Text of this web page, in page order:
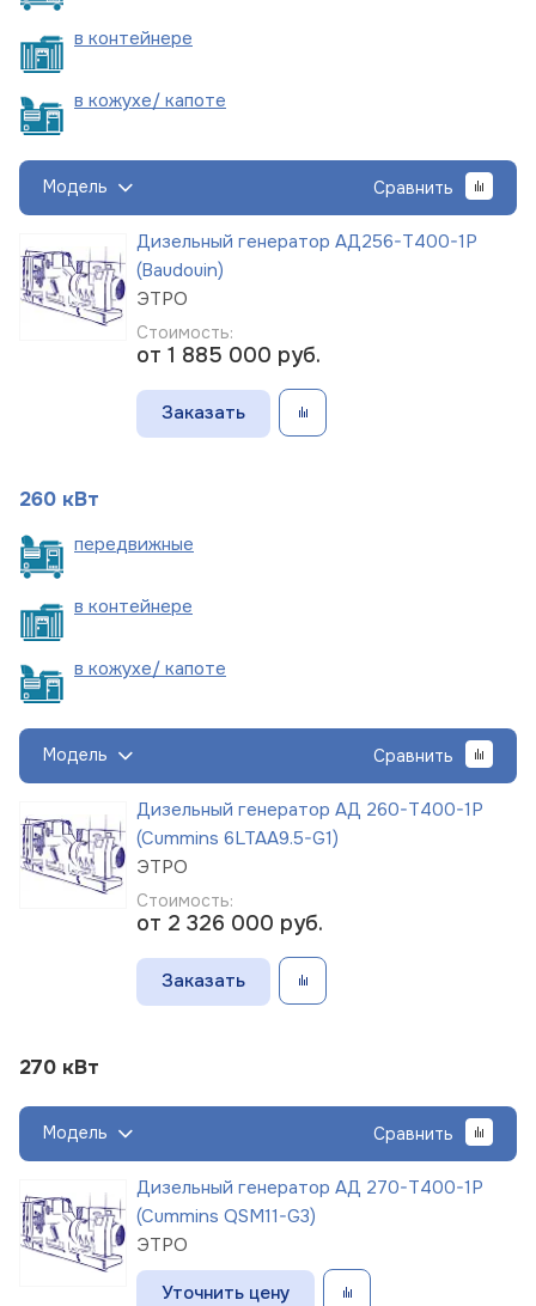
в контейнере
в кожухе/ капоте
Модель Сравнить
Дизельный генератор АД256-Т400-1Р
(Baudouin)
ЭТРО
Стоимость:
от 1 885 000 руб.
Заказать
260 кВт
передвижные
в контейнере
в кожухе/ капоте
Модель Сравнить
Дизельный генератор АД 260-Т400-1Р
(Cummins 6LTAA9.5-G1)
ЭТРО
Стоимость:
от 2 326 000 руб.
Заказать
270 кВт
Модель Сравнить
Дизельный генератор АД 270-Т400-1Р
(Cummins QSM11-G3)
ЭТРО
Уточнить цену